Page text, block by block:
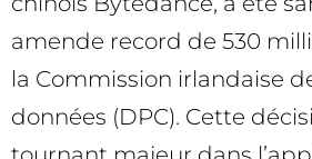
amende record de 530
la Commission irlandaise
données (DPC). Cette